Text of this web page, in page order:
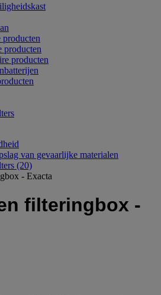
producten
producten
producten
van gevaarlijke materialen
(20)
- Exacta
filteringbox -